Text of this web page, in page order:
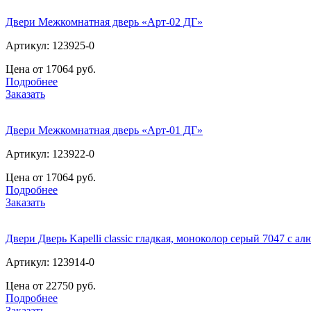
Двери Межкомнатная дверь «Арт-02 ДГ»
Артикул: 123925-0
Цена от 17064 руб.
Подробнее
Заказать
Двери Межкомнатная дверь «Арт-01 ДГ»
Артикул: 123922-0
Цена от 17064 руб.
Подробнее
Заказать
Двери Дверь Kapelli classic гладкая, моноколор серый 7047 с
Артикул: 123914-0
Цена от 22750 руб.
Подробнее